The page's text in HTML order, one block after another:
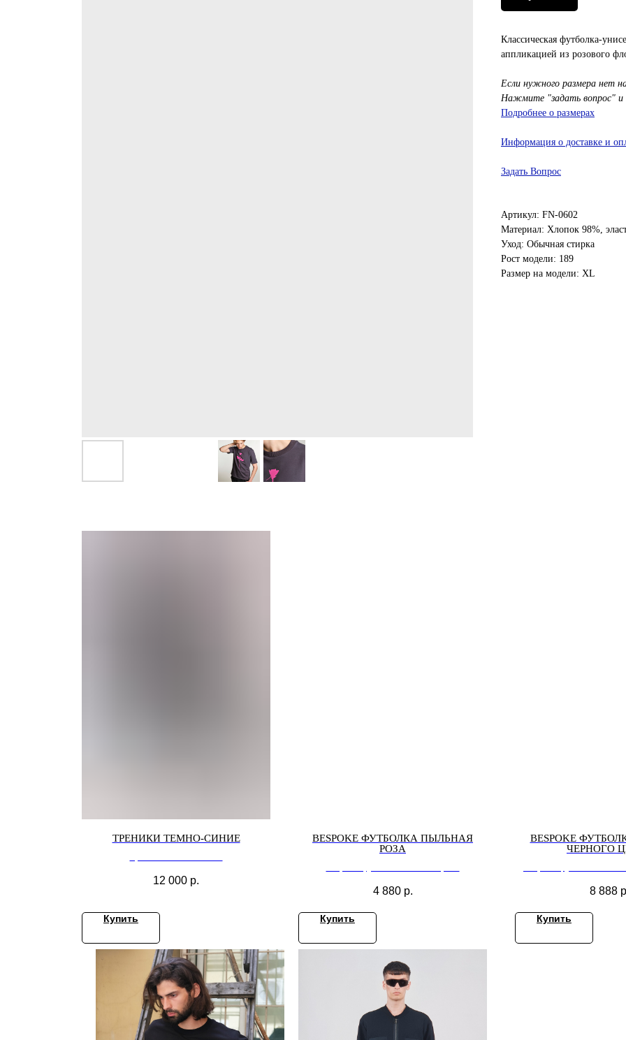
Классическая футболка-
аппликацией из розового
Если нужного размера нет
Нажмите "задать вопрос"
Подробнее о размерах
Информация о доставке и
Задать Вопрос
Артикул: FN-0602
Материал: Хлопок 98%,
Уход: Обычная стирка
Рост модели: 189
Размер на модели: XL
ТРЕНИКИ ТЕМНО-СИНИЕ
12 000 р.
Купить
BESPOKE ФУТБОЛКА ПЫЛЬНАЯ
РОЗА
4 880 р.
Купить
BESPOKE
ЧЕРНОГО
8 888
Купить